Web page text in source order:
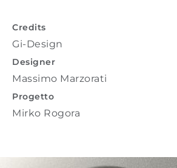
Credits
Gi-Design
Designer
Massimo Marzorati
Progetto
Mirko Rogora